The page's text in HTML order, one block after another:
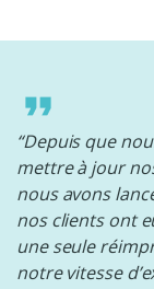
“Depuis que
mettre à jour
nous avons
nos clients ont
une seule
notre vitesse